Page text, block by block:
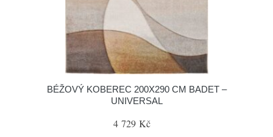
BÉŽOVÝ KOBEREC 200X290 CM BADET –
UNIVERSAL
4 729 Kč